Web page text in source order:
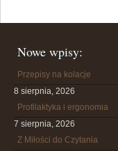
Nowe wpisy:
Przepisy na kolacje
8 sierpnia, 2026
Profilaktyka i ergonomia
7 sierpnia, 2026
Z Miłości do Czytania